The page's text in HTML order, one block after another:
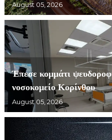
August 05, 2026
Έπεσε κομμάτι
νοσοκομείο Κορίνθου
August 05, 2026